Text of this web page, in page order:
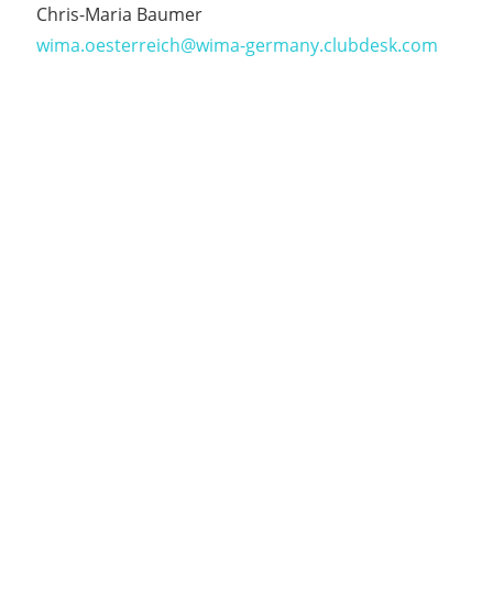
Chris-Maria Baumer
wima.oesterreich@wima-germany.clubdesk.com